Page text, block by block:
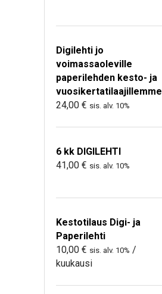
Digilehti jo
voimassaoleville
paperilehden kesto- ja
vuosikertatilaajillemme
24,00 € sis. alv. 10%
6 kk DIGILEHTI
41,00 € sis. alv. 10%
Kestotilaus Digi- ja
Paperilehti
10,00 € sis. alv. 10% /
kuukausi